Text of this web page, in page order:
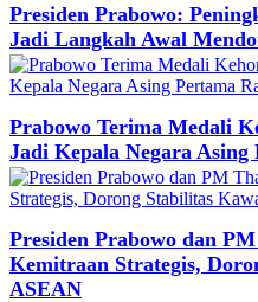
Presiden Prabowo:
Jadi Langkah Awal
Prabowo Terima Medali
Jadi Kepala Negara
Presiden Prabowo dan
Kemitraan Strategis,
ASEAN